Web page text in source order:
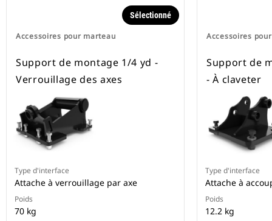
Accessoires pour marteau
Sélectionné
Support de montage 1/4 yd -
Verrouillage des axes
Type d'interface
Attache à verrouillage par axe
Poids
70 kg
Accessoires
Support de
- À claveter
Type d'interface
Attache à
Poids
12.2 kg